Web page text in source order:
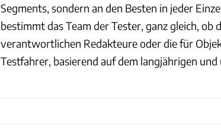
Segments, sondern an den Besten in jeder
bestimmt das Team der Tester, ganz gleich, ob
verantwortlichen Redakteure oder die für
Testfahrer, basierend auf dem langjährigen